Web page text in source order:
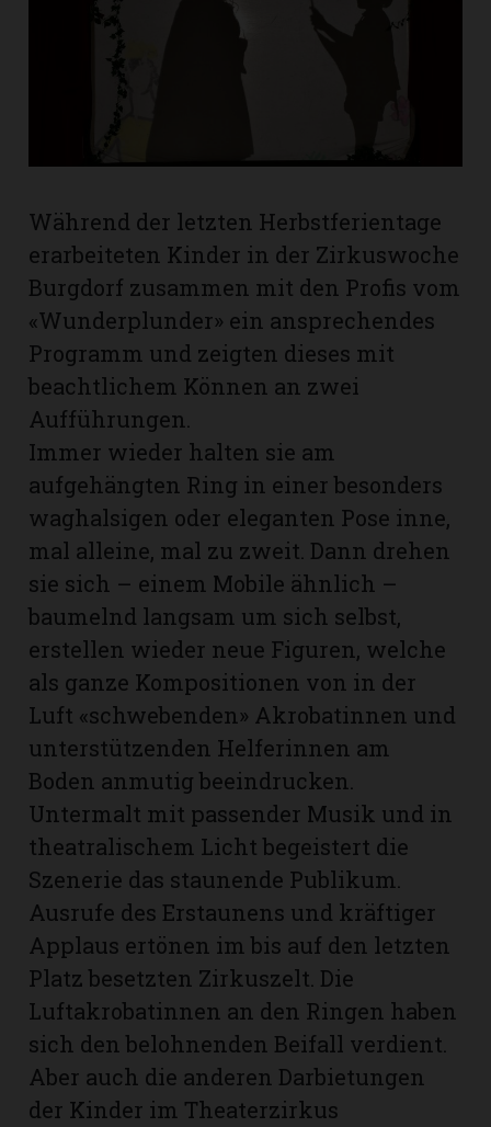
Während der letzten Herbstferientage
erarbeiteten Kinder in der Zirkuswoche
Burgdorf zusammen mit den Profis vom
«Wunderplunder» ein ansprechendes
Programm und zeigten dieses mit
beachtlichem Können an zwei
Aufführungen.
Immer wieder halten sie am
aufgehängten Ring in einer besonders
waghalsigen oder eleganten Pose inne,
mal alleine, mal zu zweit. Dann drehen
sie sich – einem Mobile ähnlich –
baumelnd langsam um sich selbst,
erstellen wieder neue Figuren, welche
als ganze Kompositionen von in der
Luft «schwebenden» Akrobatinnen und
unterstützenden Helferinnen am
Boden anmutig beeindrucken.
Untermalt mit passender Musik und in
theatralischem Licht begeistert die
Szenerie das staunende Publikum.
Ausrufe des Erstaunens und kräftiger
Applaus ertönen im bis auf den letzten
Platz besetzten Zirkuszelt. Die
Luftakrobatinnen an den Ringen haben
sich den belohnenden Beifall verdient.
Aber auch die anderen Darbietungen
der Kinder im Theaterzirkus